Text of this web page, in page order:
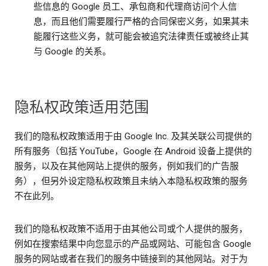
些信息的 Google 员工、承包商和代理商访问个人信
息，而且他们需要履行严格的合同保密义务，如果其未
能履行这些义务，就可能会被追究法律责任或被终止其
与 Google 的关系。
隐私权政策适用范围
我们的隐私权政策适用于由 Google Inc. 及其关联公司提供的
所有服务（包括 YouTube，Google 在 Android 设备上提供的
服务，以及在其他网站上提供的服务，例如我们的广告服
务），但另外设定隐私权政策且未纳入本隐私权政策的服务
不在此列。
我们的隐私权政策不适用于由其他公司或个人提供的服务，
例如在搜索结果中向您显示的产品或网站、可能包含 Google
服务的网站或者在我们的服务中链接到的其他网站。对于为